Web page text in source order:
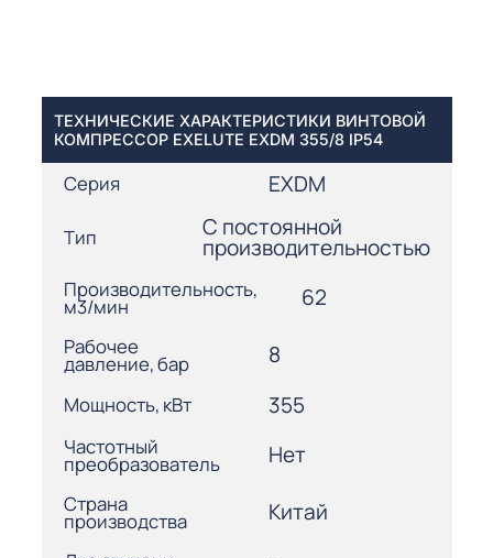
ТЕХНИЧЕСКИЕ ХАРАКТЕРИСТИКИ ВИНТОВОЙ
КОМПРЕССОР EXELUTE EXDM 355/8 IP54
Серия EXDM
Тип С постоянной
производительностью
Производительность,
м3/мин 62
Рабочее
давление, бар 8
Мощность, кВт 355
Частотный
преобразователь Нет
Страна
производства Китай